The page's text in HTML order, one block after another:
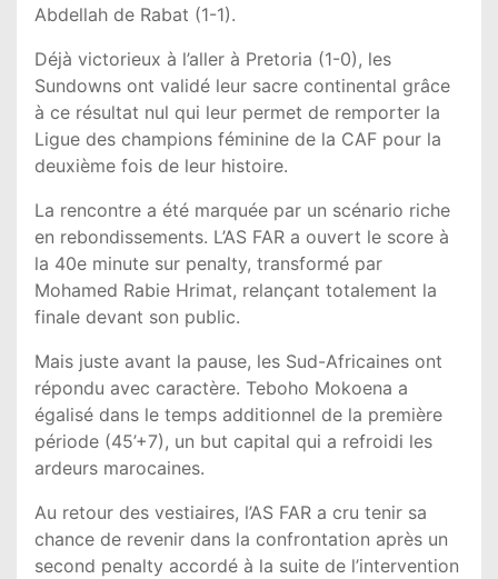
Abdellah de Rabat (1-1).
Déjà victorieux à l’aller à Pretoria (1-0), les
Sundowns ont validé leur sacre continental grâce
à ce résultat nul qui leur permet de remporter la
Ligue des champions féminine de la CAF pour la
deuxième fois de leur histoire.
La rencontre a été marquée par un scénario riche
en rebondissements. L’AS FAR a ouvert le score à
la 40e minute sur penalty, transformé par
Mohamed Rabie Hrimat, relançant totalement la
finale devant son public.
Mais juste avant la pause, les Sud-Africaines ont
répondu avec caractère. Teboho Mokoena a
égalisé dans le temps additionnel de la première
période (45’+7), un but capital qui a refroidi les
ardeurs marocaines.
Au retour des vestiaires, l’AS FAR a cru tenir sa
chance de revenir dans la confrontation après un
second penalty accordé à la suite de l’intervention